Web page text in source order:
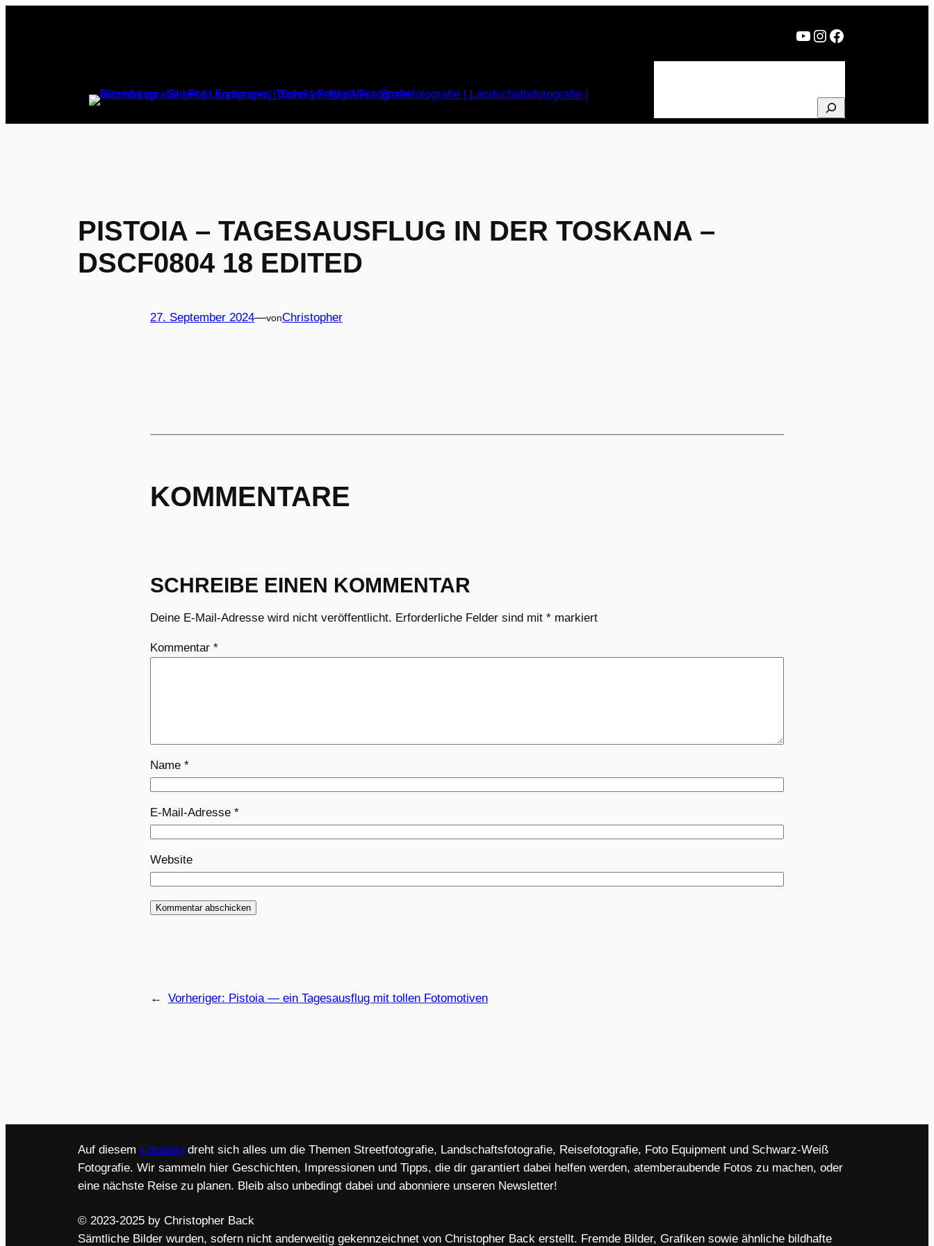
YouTube
Instagram
Facebook
SUCHEN
PISTOIA – TAGESAUSFLUG IN DER TOSKANA –
DSCF0804 18 EDITED
27. September 2024—vonChristopher
KOMMENTARE
SCHREIBE EINEN KOMMENTAR
Deine E-Mail-Adresse wird nicht veröffentlicht. Erforderliche Felder sind mit * markiert
Kommentar *
Name *
E-Mail-Adresse *
Website
← Vorheriger: Pistoia — ein Tagesausflug mit tollen Fotomotiven
Auf diesem Fotoblog dreht sich alles um die Themen Streetfotografie, Landschaftsfotografie, Reisefotografie, Foto Equipment und Schwarz-Weiß
Fotografie. Wir sammeln hier Geschichten, Impressionen und Tipps, die dir garantiert dabei helfen werden, atemberaubende Fotos zu machen, oder
eine nächste Reise zu planen. Bleib also unbedingt dabei und abonniere unseren Newsletter!
© 2023-2025 by Christopher Back
Sämtliche Bilder wurden, sofern nicht anderweitig gekennzeichnet von Christopher Back erstellt. Fremde Bilder, Grafiken sowie ähnliche bildhafte